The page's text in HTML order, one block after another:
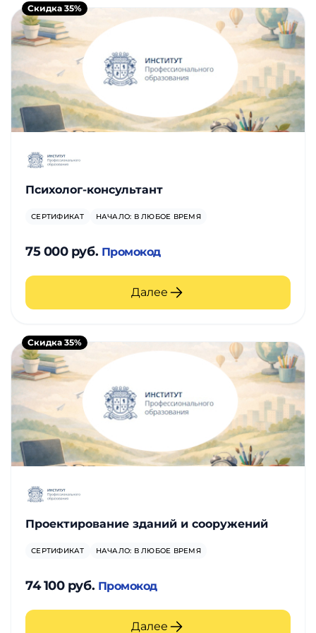
Психолог-консультант
СЕРТИФИКАТ НАЧАЛО: В ЛЮБОЕ ВРЕМЯ
75 000 руб. Промокод
Далее
Скидка 35%
Проектирование зданий и сооружений
СЕРТИФИКАТ НАЧАЛО: В ЛЮБОЕ ВРЕМЯ
74 100 руб. Промокод
Далее
Скидка 35%